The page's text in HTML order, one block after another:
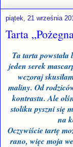
piątek, 21 września
Tarta
Ta tarta
jeden serek
wczoraj
maliny. Od
kontrastu. Ale
stoliku pyszni się
na
Oczywiście tartę
rano, więc moja